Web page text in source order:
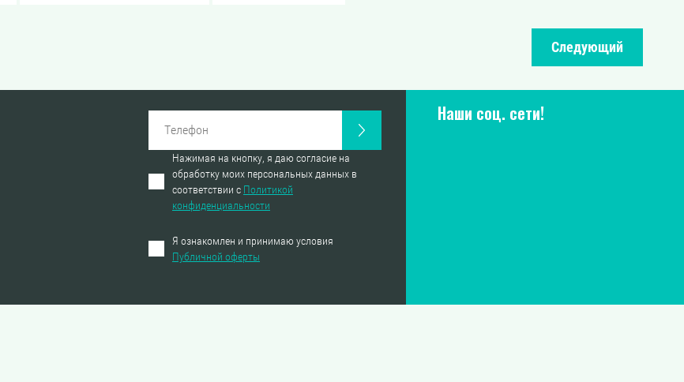
Следующий
Нажимая на кнопку, я даю согласие на
обработку моих персональных данных в
соответствии с Политикой
конфиденциальности
Я ознакомлен и принимаю условия
Публичной оферты
Наши соц. сети!